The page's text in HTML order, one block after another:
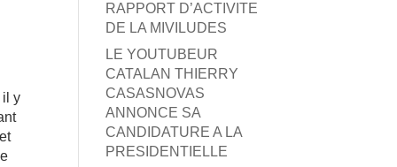
il y
RAPPORT D’ACTIVITE
DE LA MIVILUDES
LE YOUTUBEUR
CATALAN THIERRY
CASASNOVAS
ANNONCE SA
CANDIDATURE A LA
PRESIDENTIELLE